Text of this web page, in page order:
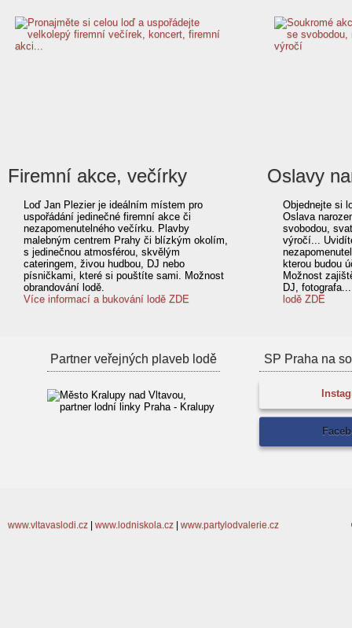
Firemní akce, večírky
Loď Jan Plezier je ideálním místem pro
uspořádání jedinečné firemní akce či
nezapomenutelného večírku. Plavby
malebným centrem Prahy či blízkým okolím,
s jedinečnou atmosférou, skvělým
cateringem, živou hudbou, DJ nebo
písničkami, které si pouštíte sami. Možnost
obrandování lodě.
Více informací a bukování lodě ZDE
Oslavy
Objednejte si
Oslava
svobodou,
výročí...
kterou budou
Možnost
DJ,
lodě ZDE
Partner veřejných plaveb lodě SP Praha na
www.vltavaslodi.cz www.lodniskola.cz www.partylodvalerie.cz